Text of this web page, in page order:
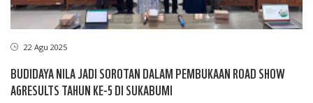
22 Agu 2025
BUDIDAYA NILA JADI SOROTAN DALAM PEMBUKAAN ROAD SHOW
AGRESULTS TAHUN KE-5 DI SUKABUMI